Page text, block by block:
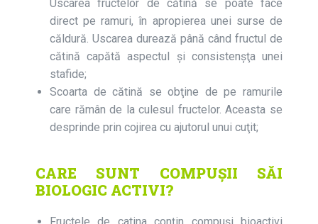
Uscarea fructelor de cătină se poate face
direct pe ramuri, în apropierea unei surse de
căldură. Uscarea durează până când fructul de
cătină capătă aspectul şi consistenşţa unei
stafide;
Scoarta de cătină se obţine de pe ramurile
care rămân de la culesul fructelor. Aceasta se
desprinde prin cojirea cu ajutorul unui cuţit;
CARE SUNT COMPUȘII SĂI
BIOLOGIC ACTIVI?